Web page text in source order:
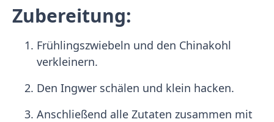
Zubereitung:
Frühlingszwiebeln und den Chinakohl
verkleinern.
Den Ingwer schälen und klein hacken.
Anschließend alle Zutaten zusammen mit